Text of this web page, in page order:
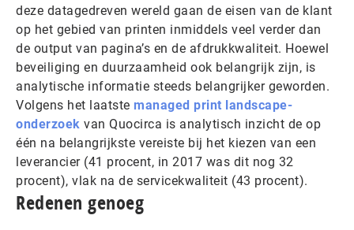
deze datagedreven wereld gaan de eisen van de klant
op het gebied van printen inmiddels veel verder dan
de output van pagina’s en de afdrukkwaliteit. Hoewel
beveiliging en duurzaamheid ook belangrijk zijn, is
analytische informatie steeds belangrijker geworden.
Volgens het laatste managed print landscape-
onderzoek van Quocirca is analytisch inzicht de op
één na belangrijkste vereiste bij het kiezen van een
leverancier (41 procent, in 2017 was dit nog 32
procent), vlak na de servicekwaliteit (43 procent).
Redenen genoeg